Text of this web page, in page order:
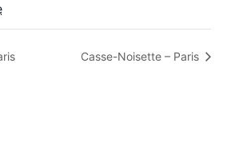
Casse-Noisette – Paris